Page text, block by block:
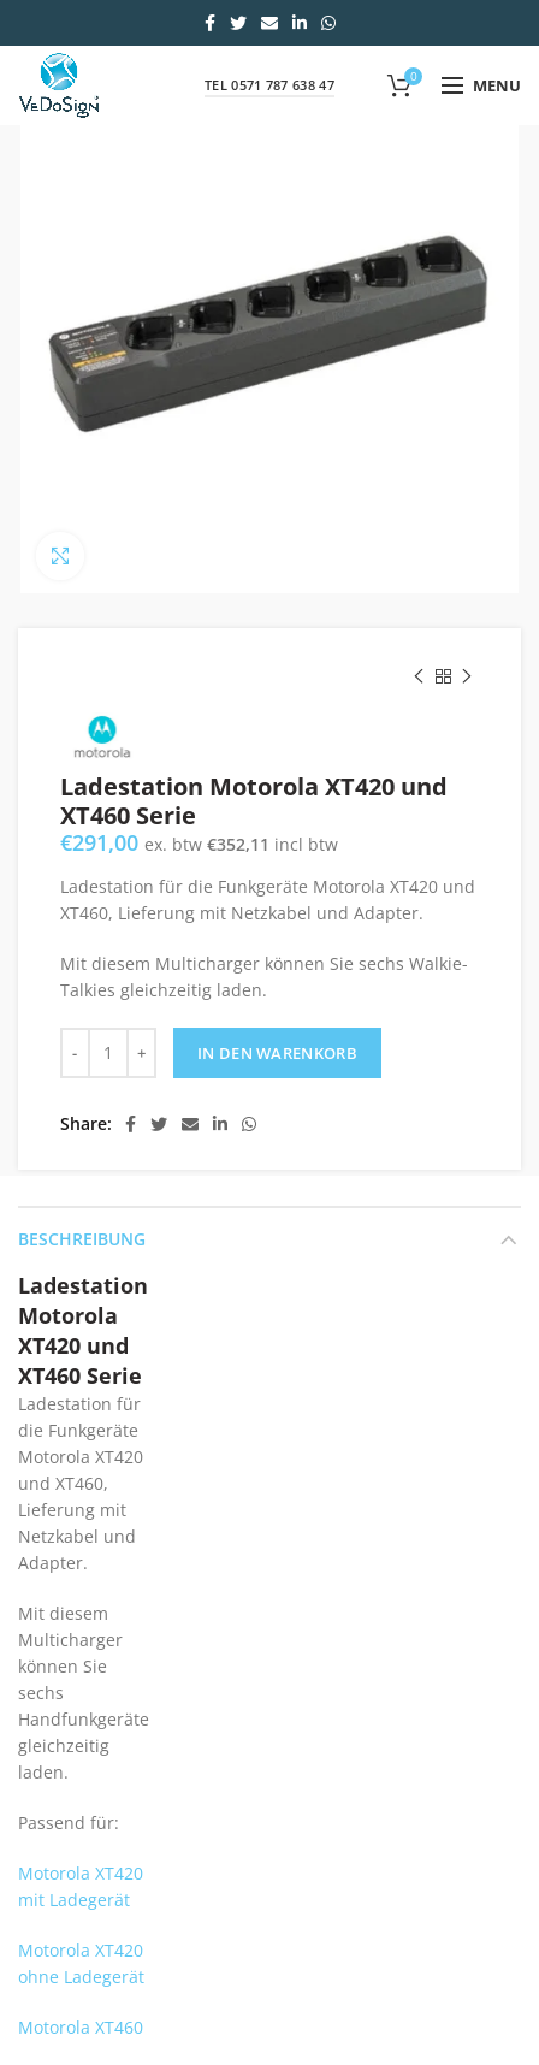
TEL 0571 787 638 47
0 MENU
Ladestation Motorola XT420 und
XT460 Serie
€291,00 ex. btw €352,11 incl btw
Ladestation für die Funkgeräte Motorola XT420 und
XT460, Lieferung mit Netzkabel und Adapter.
Mit diesem Multicharger können Sie sechs Walkie-
Talkies gleichzeitig laden.
IN DEN WARENKORB
Share
BESCHREIBUNG
Ladestation
Motorola
XT420 und
XT460 Serie
Ladestation für
die Funkgeräte
Motorola XT420
und XT460,
Lieferung mit
Netzkabel und
Adapter.
Mit diesem
Multicharger
können Sie
sechs
Handfunkgeräte
gleichzeitig
laden.
Passend für:
Motorola XT420
mit Ladegerät
Motorola XT420
ohne Ladegerät
Motorola XT460